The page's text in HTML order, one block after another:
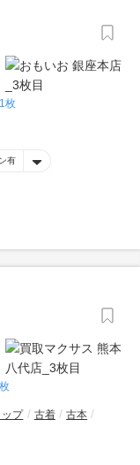
枚
有
プ 古着
古本